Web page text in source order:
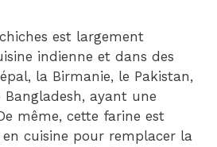
est largement
indienne et dans des
la Birmanie, le Pakistan,
ayant une
même, cette farine est
cuisine pour remplacer la